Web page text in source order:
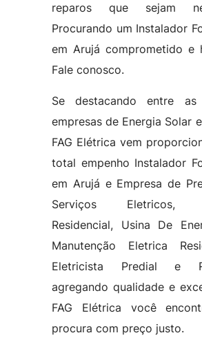
reparos que sejam
Procurando um Instalador
em Arujá comprometido e
Fale conosco.
Se destacando entre as
empresas de Energia Solar
FAG Elétrica vem
total empenho Instalador
em Arujá e Empresa de
Serviços Eletricos,
Residencial, Usina De
Manutenção Eletrica
Eletricista Predial e
agregando qualidade e
FAG Elétrica você
procura com preço justo.